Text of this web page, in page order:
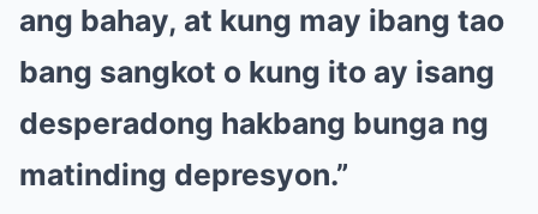
ang bahay, at kung may ibang tao
bang sangkot o kung ito ay isang
desperadong hakbang bunga ng
matinding depresyon.”